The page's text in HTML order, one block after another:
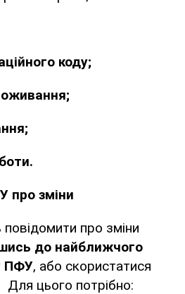
коду;
про зміни
про зміни
до найближчого
ПФУ, або скористатися
цього потрібно: